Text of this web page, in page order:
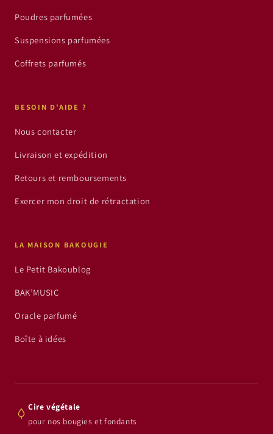
Poudres parfumées
Suspensions parfumées
Coffrets parfumés
BESOIN D'AIDE ?
Nous contacter
Livraison et expédition
Retours et remboursements
Exercer mon droit de rétractation
LA MAISON BAKOUGIE
Le Petit Bakoublog
BAK’MUSIC
Oracle parfumé
Boîte à idées
Cire végétale
pour nos bougies et fondants